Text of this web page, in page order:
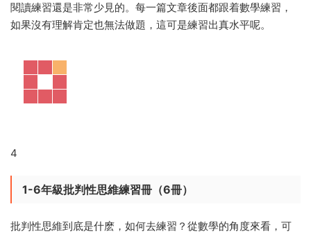
閱讀練習還是非常少見的。每一篇文章後面都跟着數學練習，
如果沒有理解肯定也無法做題，這可是練習出真水平呢。
4
1-6年級批判性思維練習冊（6冊）
批判性思維到底是什麽，如何去練習？從數學的角度來看，可